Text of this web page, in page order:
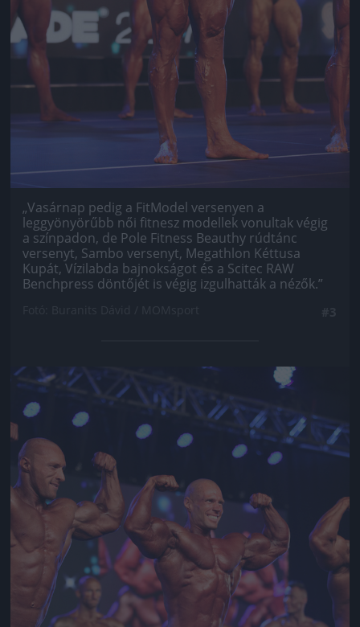
„Vasárnap pedig a FitModel versenyen a
leggyönyörűbb női fitnesz modellek vonultak végig
a színpadon, de Pole Fitness Beauthy rúdtánc
versenyt, Sambo versenyt, Megathlon Kéttusa
Kupát, Vízilabda bajnokságot és a Scitec RAW
Benchpress döntőjét is végig izgulhatták a nézők.”
Jön még kép!